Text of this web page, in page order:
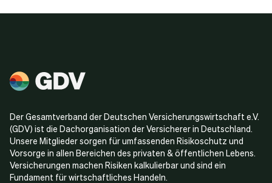
Der Gesamtverband der Deutschen Versicherungswirtschaft e.V.
(GDV) ist die Dachorganisation der Versicherer in Deutschland.
Unsere Mitglieder sorgen für umfassenden Risikoschutz und
Vorsorge in allen Bereichen des privaten & öffentlichen Lebens.
Versicherungen machen Risiken kalkulierbar und sind ein
Fundament für wirtschaftliches Handeln.